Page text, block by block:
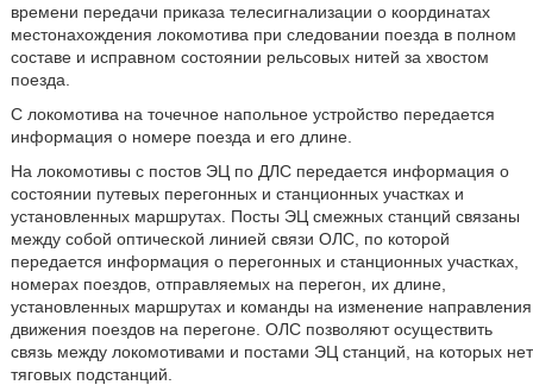
времени передачи приказа телесигнализации о координатах
местонахождения локомотива при следовании поезда в полном
составе и исправном состоянии рельсовых нитей за хвостом
поезда.
С локомотива на точечное напольное устройство передается
информация о номере поезда и его длине.
На локомотивы с постов ЭЦ по ДЛС передается информация о
состоянии путевых перегонных и станционных участках и
установленных маршрутах. Посты ЭЦ смежных станций связаны
между собой оптической линией связи ОЛС, по которой
передается информация о перегонных и станционных участках,
номерах поездов, отправляемых на перегон, их длине,
установленных маршрутах и команды на изменение направления
движения поездов на перегоне. ОЛС позволяют осуществить
связь между локомотивами и постами ЭЦ станций, на которых нет
тяговых подстанций.